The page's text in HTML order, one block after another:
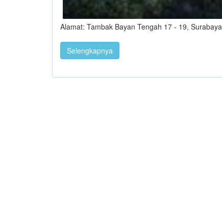
Alamat: Tambak Bayan Tengah 17 - 19, Surabaya
Selengkapnya